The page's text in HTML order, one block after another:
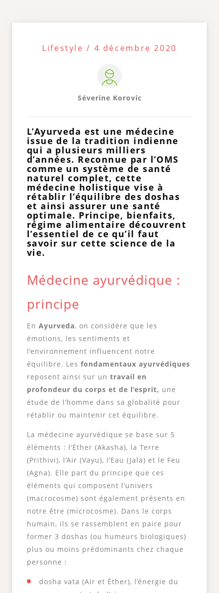
Lifestyle / 4 décembre 2020
Séverine Korovic
L’Ayurveda est une médecine
issue de la tradition indienne
qui a plusieurs milliers
d’années. Reconnue par l’OMS
comme un système de santé
naturel complet, cette
médecine holistique vise à
rétablir l’équilibre des doshas
et ainsi assurer une santé
optimale. Principe, bienfaits,
régime alimentaire découvrent
l’essentiel de ce qu’il faut
savoir sur cette science de la
vie.
Médecine ayurvédique :
principe
En Ayurveda, on considère que les
émotions, les sentiments et
l’environnement influencent notre
équilibre. Les fondamentaux ayurvédiques
reposent ainsi sur un travail en
profondeur du corps et de l’esprit, une
étude de l’homme dans sa globalité pour
rétablir ou maintenir cet équilibre.
La médecine ayurvédique se base sur 5
éléments : l’Éther (Akasha), la Terre
(Prithivi), l’Air (Vayu), l’Eau (Jala) et le Feu
(Agna). Elle part du principe que ces
éléments qui composent l’univers
(macrocosme) sont également présents en
notre être (microcosme). Dans le corps
humain, ils se rassemblent en paire pour
former 3 doshas (ou humeurs biologiques)
plus ou moins prédominants chez chaque
personne :
dosha vata (Air et Éther), l’énergie du